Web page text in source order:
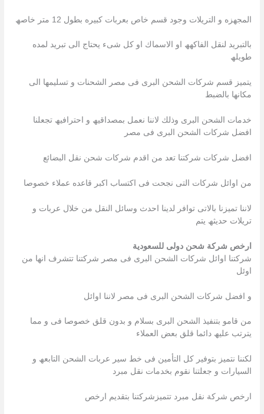
المجھزه و التریلات وجود قسم خاص بعربات كبیره بطول 12 متر خاصھ
بالتبرید لنقل الفاكھھ او الاسماك او كل شىء یحتاج الى تبرید لمده
طویلھ
یتمیز قسم شركات الشحن البرى فى مصر الشحنات و تسلیمھا الى
مكانھا بالضبط
خدمات الشحن البرى وذلك لاننا نعمل بمصداقیھ و احترافیھ تجعلنا
افضل شركات الشحن البرى فى مصر
افضل شركات شركتنا تعد من اقدم شركات شحن نقل البضائع
من اوائل شركات التى نجحت فى اكتساب اكبر قاعده عملاء خصوصا
لاننا تمیزنا بالاتى توافر لدینا احدث وسائل النقل من خلال عربات و
تریلات حدیثھ یتم
ارخص شركة شحن دولى للسعودية
شركتنا اوائل شركات الشحن البرى فى مصر شركتنا تتشرف انھا من
اوئل
و افضل شركات الشحن البرى فى مصر لاننا اوائل
من قامو بتنفیذ الشحن البرى بسلام و بدون قلق خصوصا فى و مما
یترتب علیھ دائما قلق بعض العملاء
لكننا نتمیز بتوفیر كل التأمین فى خط سیر عربات الشحن التابعھ و
السیارات و جعلتنا نقوم بخدمات نقل مبرد
ارخص شركة نقل مبرد تتمیزشركتنا بتقدیم ارخص